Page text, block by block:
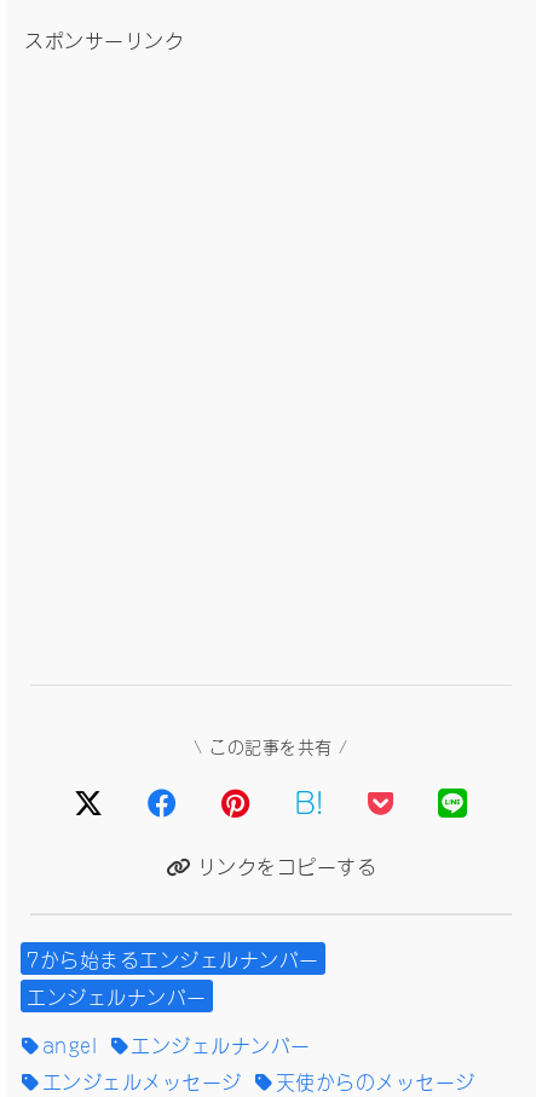
スポンサーリンク
\ この記事を共有 /
B!
リンクをコピーする
7から始まるエンジェルナンバー
エンジェルナンバー
angel
エンジェルナンバー
エンジェルメッセージ
天使からのメッセージ